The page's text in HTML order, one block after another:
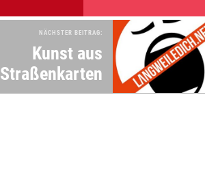
NÄCHSTER BEITRAG:
Kunst aus
Straßenkarten